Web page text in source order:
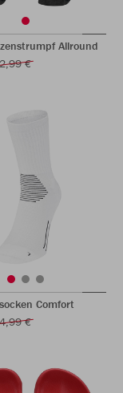
Allround
€
Comfort
€